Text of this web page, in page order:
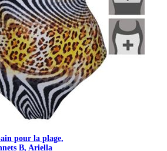
pour la plage,
B, Ariella